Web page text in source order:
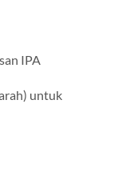
IPA
untuk